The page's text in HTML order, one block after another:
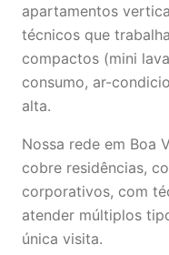
apartamentos
técnicos que
compactos (mini
consumo, ar-
alta.
Nossa rede em Boa
cobre residências,
corporativos, com
atender múltiplos
única visita.